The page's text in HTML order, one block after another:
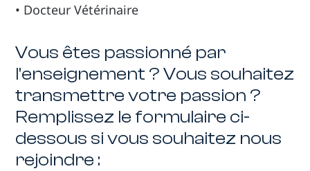
• Docteur Vétérinaire
Vous êtes passionné par
l'enseignement ? Vous souhaitez
transmettre votre passion ?
Remplissez le formulaire ci-
dessous si vous souhaitez nous
rejoindre :